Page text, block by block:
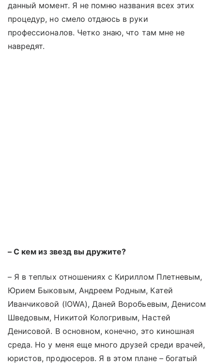
данный момент. Я не помню названия всех этих
процедур, но смело отдаюсь в руки
профессионалов. Четко знаю, что там мне не
навредят.
– С кем из звезд вы дружите?
– Я в теплых отношениях с Кириллом Плетневым,
Юрием Быковым, Андреем Родным, Катей
Иванчиковой (IOWA), Даней Воробьевым, Денисом
Шведовым, Никитой Кологривым, Настей
Денисовой. В основном, конечно, это киношная
среда. Но у меня еще много друзей среди врачей,
юристов, продюсеров. Я в этом плане – богатый